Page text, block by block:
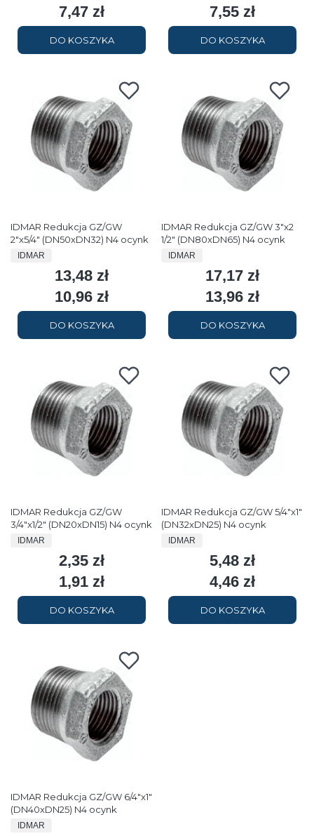
Cena
7,47 zł
DO KOSZYKA
Cena
7,55 zł
DO KOSZYKA
IDMAR Redukcja GZ/GW
2"x5/4" (DN50xDN32) N4 ocynk
PRODUCENT
IDMAR
Cena
13,48 zł
Cena
10,96 zł
DO KOSZYKA
IDMAR Redukcja GZ/GW 3"x2
1/2" (DN80xDN65) N4 ocynk
PRODUCENT
IDMAR
Cena
17,17 zł
Cena
13,96 zł
DO KOSZYKA
IDMAR Redukcja GZ/GW
3/4"x1/2" (DN20xDN15) N4 ocynk
PRODUCENT
IDMAR
Cena
2,35 zł
Cena
1,91 zł
DO KOSZYKA
IDMAR Redukcja GZ/GW 5/4"x1"
(DN32xDN25) N4 ocynk
PRODUCENT
IDMAR
Cena
5,48 zł
Cena
4,46 zł
DO KOSZYKA
IDMAR Redukcja GZ/GW 6/4"x1"
(DN40xDN25) N4 ocynk
PRODUCENT
IDMAR